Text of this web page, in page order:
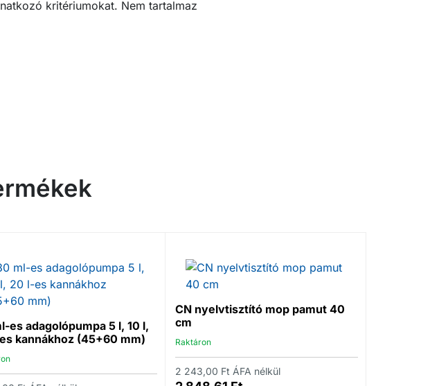
kritériumokat. Nem tartalmaz
es adagolópumpa 5 l, 10 l,
kannákhoz (45+60 mm)
CN nyelvtisztító mop pamut 40
cm
Raktáron
2 243,00 Ft ÁFA nélkül